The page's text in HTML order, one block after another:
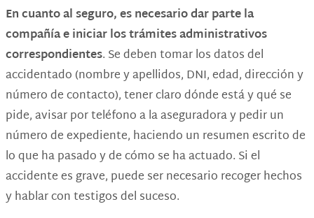
En cuanto al seguro, es necesario dar parte la
compañía e iniciar los trámites administrativos
correspondientes. Se deben tomar los datos del
accidentado (nombre y apellidos, DNI, edad, dirección y
número de contacto), tener claro dónde está y qué se
pide, avisar por teléfono a la aseguradora y pedir un
número de expediente, haciendo un resumen escrito de
lo que ha pasado y de cómo se ha actuado. Si el
accidente es grave, puede ser necesario recoger hechos
y hablar con testigos del suceso.